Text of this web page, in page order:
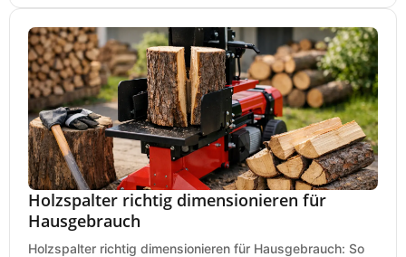
Holzspalter richtig dimensionieren für
Hausgebrauch
Holzspalter richtig dimensionieren für Hausgebrauch: So